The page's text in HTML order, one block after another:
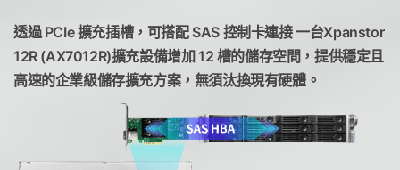
透過 PCIe 擴充插槽，可搭配 SAS 控制卡連接 一台Xpanstor
12R (AX7012R)擴充設備增加 12 槽的儲存空間，提供穩定且
高速的企業級儲存擴充方案，無須汰換現有硬體。